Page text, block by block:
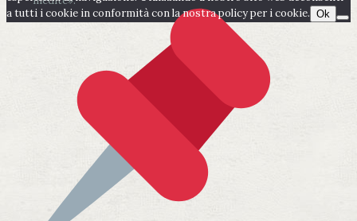
a tutti i cookie in conformità con la nostra policy per i cookie. Ok